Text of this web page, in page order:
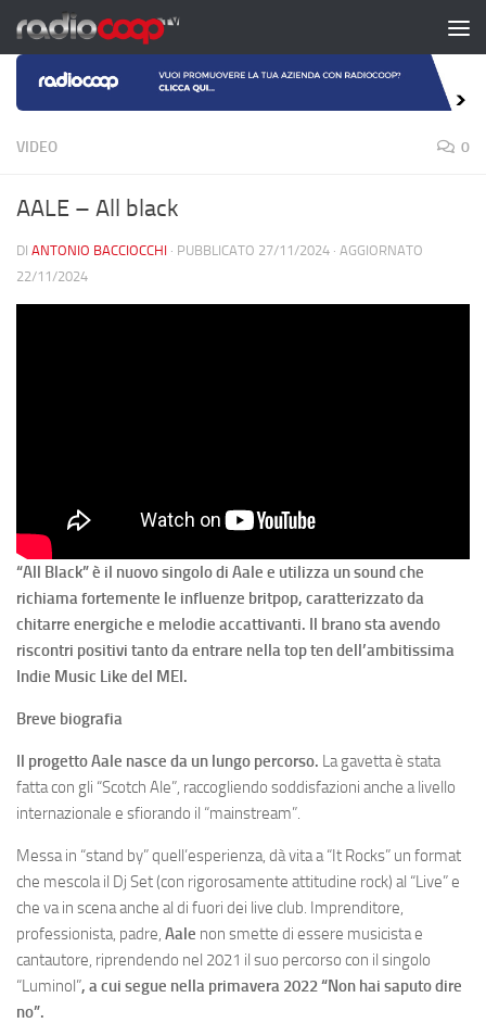
Salta al contenuto
VIDEO 0
AALE – All black
DI ANTONIO BACCIOCCHI · PUBBLICATO 27/11/2024 · AGGIORNATO
22/11/2024
“All Black” è il nuovo singolo di Aale e utilizza un sound che
richiama fortemente le influenze britpop, caratterizzato da
chitarre energiche e melodie accattivanti. Il brano sta avendo
riscontri positivi tanto da entrare nella top ten dell’ambitissima
Indie Music Like del MEI.
Breve biografia
Il progetto Aale nasce da un lungo percorso. La gavetta è stata
fatta con gli “Scotch Ale”, raccogliendo soddisfazioni anche a livello
internazionale e sfiorando il “mainstream”.
Messa in “stand by” quell’esperienza, dà vita a “It Rocks” un format
che mescola il Dj Set (con rigorosamente attitudine rock) al “Live” e
che va in scena anche al di fuori dei live club. Imprenditore,
professionista, padre, Aale non smette di essere musicista e
cantautore, riprendendo nel 2021 il suo percorso con il singolo
“Luminol”, a cui segue nella primavera 2022 “Non hai saputo dire
no”.